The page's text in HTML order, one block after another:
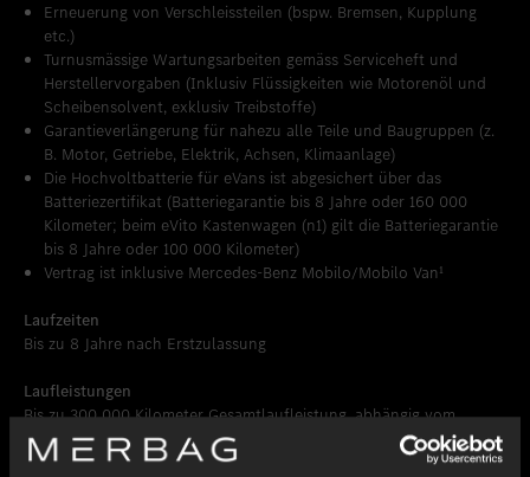
Erneuerung von Verschleissteilen (bspw. Bremsen, Kupplung
etc.)
Turnusmässige Wartungsarbeiten gemäss Serviceheft und
Herstellervorgaben (Inklusiv Flüssigkeiten wie Motorenöl und
Scheibensolvent, exklusiv Treibstoffe)
Garantieverlängerung für nahezu alle Teile und Baugruppen (z.
B. Motor, Getriebe, Elektrik, Achsen, Klimaanlage)
Die Hochvoltbatterie für eVans ist abgesichert über das
Batteriezertifikat (Batteriegarantie bis 8 Jahre oder 160 000
Kilometer; beim eVito Kastenwagen (n1) gilt die Batteriegarantie
bis 8 Jahre oder 100 000 Kilometer)
Vertrag ist inklusive Mercedes-Benz Mobilo/Mobilo Van¹
Laufzeiten
Bis zu 8 Jahre nach Erstzulassung
Laufleistungen
Bis zu 300 000 Kilometer Gesamtlaufleistung, abhängig vom
Fahrzeugmodell